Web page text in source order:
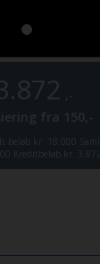
,-
fra 150,-
beløb kr. 18.000
Kreditbeløb kr.